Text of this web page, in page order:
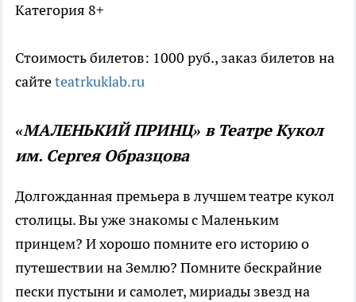
Категория 8+
Стоимость билетов: 1000 руб., заказ билетов на
сайтеteatrkuklab.ru
«МАЛЕНЬКИЙ ПРИНЦ» в Театре Кукол
им. Сергея Образцова
Долгожданная премьера в лучшем театре кукол
столицы. Вы уже знакомы с Маленьким
принцем? И хорошо помните его историю о
путешествии на Землю? Помните бескрайние
пески пустыни и самолет, мириады звезд на